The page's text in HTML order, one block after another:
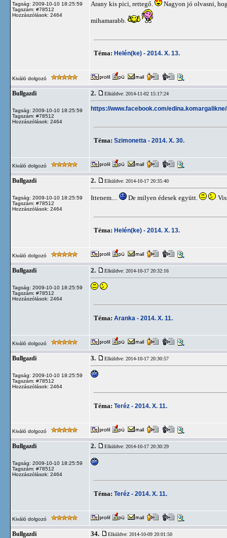
Tagság: 2009-10-10 18:25:59
Tagszám: #78512
Hozzászólások: 2464
Arany kis pici, rettegő. Nagyon jó olvasni,
mihamarabb.
Téma: Helén(ke) - 2014. X. 13.
Kiváló dolgozó
Bullgazdi
Tagság: 2009-10-10 18:25:59
Tagszám: #78512
Hozzászólások: 2464
2. Elküldve: 2014-11-02 15:17:24
https://www.facebook.com/
Téma: Szimonetta - 2014. X. 30.
Kiváló dolgozó
Bullgazdi
Tagság: 2009-10-10 18:25:59
Tagszám: #78512
Hozzászólások: 2464
2. Elküldve: 2014-10-17 20:35:40
Ittenem.... De milyen édesek együtt.
Téma: Helén(ke) - 2014. X. 13.
Kiváló dolgozó
Bullgazdi
Tagság: 2009-10-10 18:25:59
Tagszám: #78512
Hozzászólások: 2464
2. Elküldve: 2014-10-17 20:32:16
Téma: Aranka - 2014. X. 11.
Kiváló dolgozó
Bullgazdi
Tagság: 2009-10-10 18:25:59
Tagszám: #78512
Hozzászólások: 2464
3. Elküldve: 2014-10-17 20:30:57
Téma: Teréz - 2014. X. 11.
Kiváló dolgozó
Bullgazdi
Tagság: 2009-10-10 18:25:59
Tagszám: #78512
Hozzászólások: 2464
2. Elküldve: 2014-10-17 20:30:29
Téma: Teréz - 2014. X. 11.
Kiváló dolgozó
Bullgazdi 34. Elküldve: 2014-10-09 20:01:50